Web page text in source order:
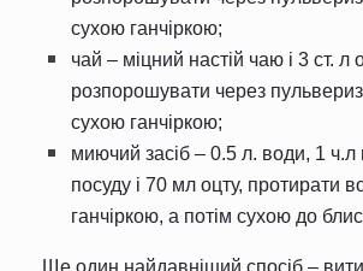
сухою ганчіркою;
чай – міцний настій чаю і 3 ст. л
розпорошувати через
сухою ганчіркою;
миючий засіб – 0.5 л. води, 1
посуду і 70 мл оцту, протирати
ганчіркою, а потім сухою до
Ще один найдавніший спосіб –